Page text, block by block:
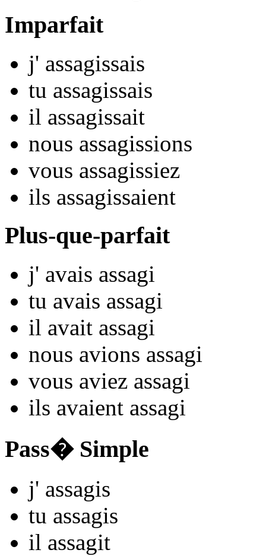
Imparfait
j' assagissais
tu assagissais
il assagissait
nous assagissions
vous assagissiez
ils assagissaient
Plus-que-parfait
j' avais assagi
tu avais assagi
il avait assagi
nous avions assagi
vous aviez assagi
ils avaient assagi
Pass� Simple
j' assagis
tu assagis
il assagit